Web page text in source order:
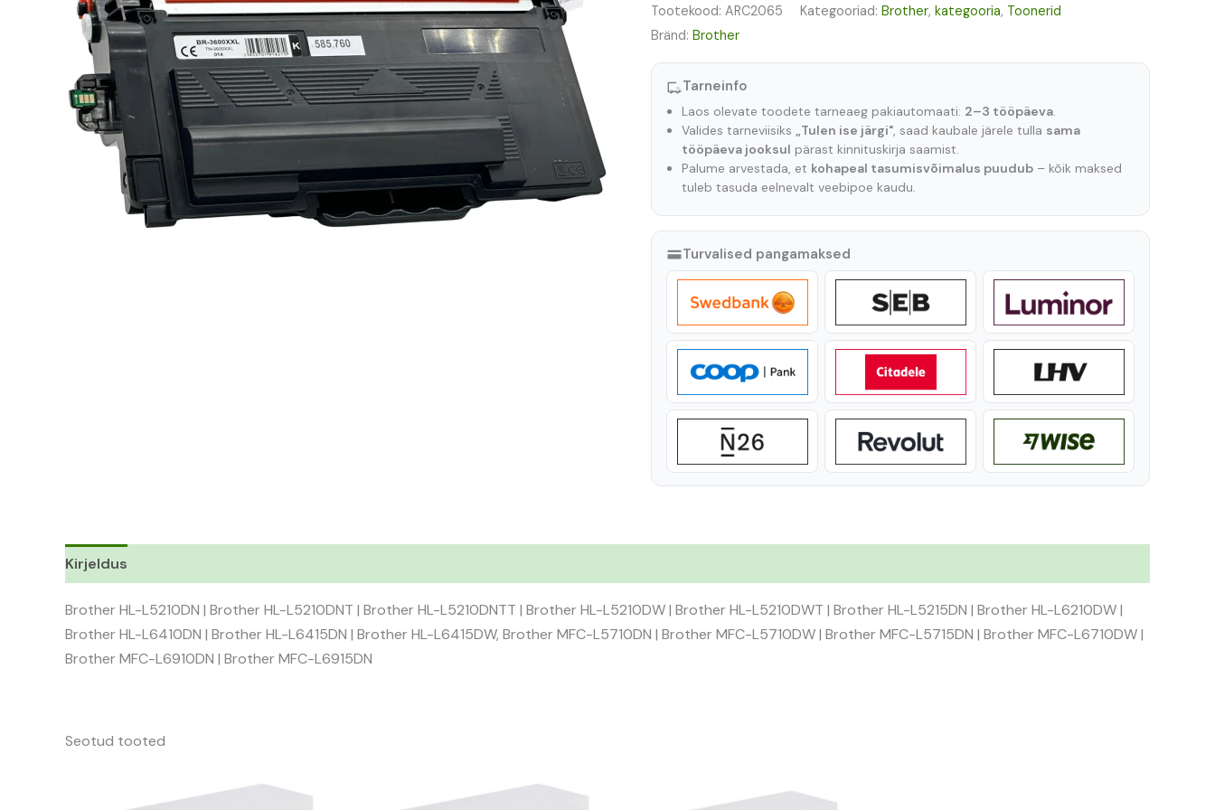
Tootekood: ARC2065 Kategooriad: Brother, kategooria, Toonerid
Bränd: Brother
Tarneinfo
Laos olevate toodete tarneaeg pakiautomaati: 2–3 tööpäeva.
Valides tarneviisiks „Tulen ise järgi", saad kaubale järele tulla sama
tööpäeva jooksul pärast kinnituskirja saamist.
Palume arvestada, et kohapeal tasumisvõimalus puudub– kõik maksed
tuleb tasuda eelnevalt veebipoe kaudu.
Turvalised pangamaksed
Kirjeldus
Brother HL-L5210DN | Brother HL-L5210DNT | Brother HL-L5210DNTT | Brother HL-L5210DW | Brother HL-L5210DWT | Brother HL-L5215DN | Brother HL-L6210DW |
Brother HL-L6410DN | Brother HL-L6415DN | Brother HL-L6415DW, Brother MFC-L5710DN | Brother MFC-L5710DW | Brother MFC-L5715DN | Brother MFC-L6710DW |
Brother MFC-L6910DN | Brother MFC-L6915DN
Seotud tooted